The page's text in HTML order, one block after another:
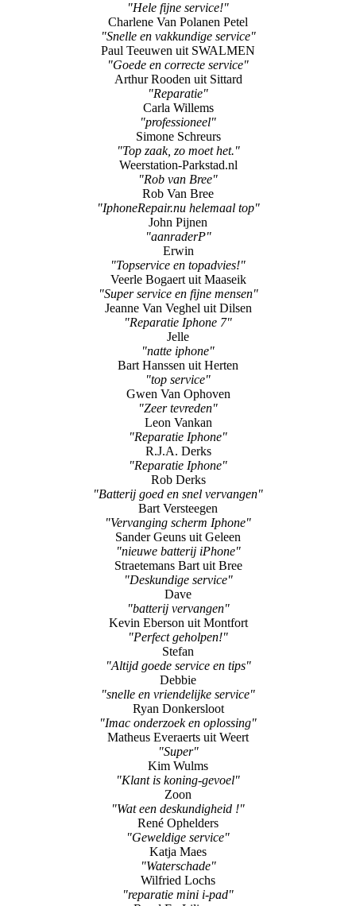
"Hele fijne service!"
Charlene Van Polanen Petel
"Snelle en vakkundige service"
Paul Teeuwen uit SWALMEN
"Goede en correcte service"
Arthur Rooden uit Sittard
"Reparatie"
Carla Willems
"professioneel"
Simone Schreurs
"Top zaak, zo moet het."
Weerstation-Parkstad.nl
"Rob van Bree"
Rob Van Bree
"IphoneRepair.nu helemaal top"
John Pijnen
"aanraderP"
Erwin
"Topservice en topadvies!"
Veerle Bogaert uit Maaseik
"Super service en fijne mensen"
Jeanne Van Veghel uit Dilsen
"Reparatie Iphone 7"
Jelle
"natte iphone"
Bart Hanssen uit Herten
"top service"
Gwen Van Ophoven
"Zeer tevreden"
Leon Vankan
"Reparatie Iphone"
R.J.A. Derks
"Reparatie Iphone"
Rob Derks
"Batterij goed en snel vervangen"
Bart Versteegen
"Vervanging scherm Iphone"
Sander Geuns uit Geleen
"nieuwe batterij iPhone"
Straetemans Bart uit Bree
"Deskundige service"
Dave
"batterij vervangen"
Kevin Eberson uit Montfort
"Perfect geholpen!"
Stefan
"Altijd goede service en tips"
Debbie
"snelle en vriendelijke service"
Ryan Donkersloot
"Imac onderzoek en oplossing"
Matheus Everaerts uit Weert
"Super"
Kim Wulms
"Klant is koning-gevoel"
Zoon
"Wat een deskundigheid !"
René Ophelders
"Geweldige service"
Katja Maes
"Waterschade"
Wilfried Lochs
"reparatie mini i-pad"